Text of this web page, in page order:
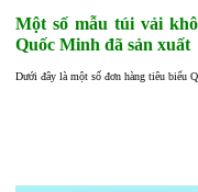
Một số mẫu túi vải
Quốc Minh đã sản xuất
Dưới đây là một số đơn hàng tiêu biểu